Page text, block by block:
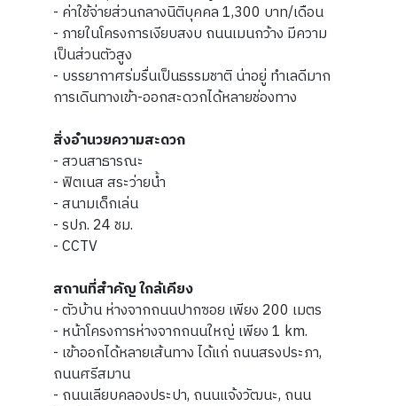
- ค่าใช้จ่ายส่วนกลางนิติบุคคล 1,300 บาท/เดือน
- ภายในโครงการเงียบสงบ ถนนเมนกว้าง มีความ
เป็นส่วนตัวสูง
- บรรยากาศร่มรื่นเป็นธรรมชาติ น่าอยู่ ทำเลดีมาก
การเดินทางเข้า-ออกสะดวกได้หลายช่องทาง
สิ่งอำนวยความสะดวก
- สวนสาธารณะ
- ฟิตเนส สระว่ายน้ำ
- สนามเด็กเล่น
- รปภ. 24 ชม.
- CCTV
สถานที่สำคัญ ใกล้เคียง
- ตัวบ้าน ห่างจากถนนปากซอย เพียง 200 เมตร
- หน้าโครงการห่างจากถนนใหญ่ เพียง 1 km.
- เข้าออกได้หลายเส้นทาง ได้แก่ ถนนสรงประภา,
ถนนศรีสมาน
- ถนนเลียบคลองประปา, ถนนแจ้งวัฒนะ, ถนน